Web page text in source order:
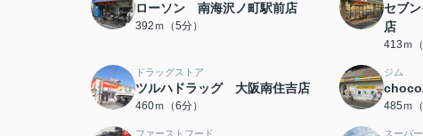
ローソン 南海沢ノ町駅前店
392ｍ（5分）
セブ
店
413ｍ（
ドラッグストア
ツルハドラッグ 大阪南住吉店
460ｍ（6分）
ジム
485ｍ（
ファーストフード スーパー